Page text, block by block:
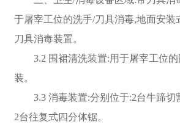
于屠宰工位的洗手/刀具消毒,地面安装
刀具消毒装置。
3.2 围裙清洗装置:用于屠宰工位
装。
3.3 消毒装置:分别位于:2台牛蹄切
2台往复式四分体锯。